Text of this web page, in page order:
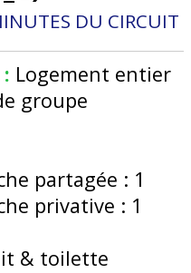
DU CIRCUIT
Logement entier
groupe
partagée : 1
privative : 1
& toilette